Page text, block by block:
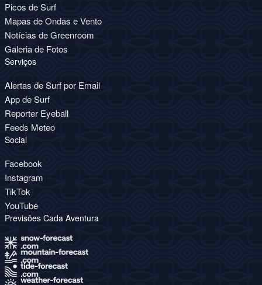
Picos de Surf
Mapas de Ondas e Vento
Notícias de Greenroom
Galeria de Fotos
Serviços
Alertas de Surf por Email
App de Surf
Reporter Eyeball
Feeds Meteo
Social
Facebook
Instagram
TikTok
YouTube
Previsões Cada Aventura